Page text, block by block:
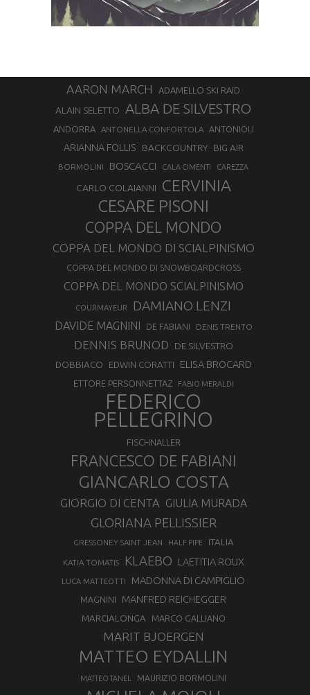
AARON MARCH ADAMELLO SKI RAID
ALAIN SELETTO ALBA DE SILVESTRO
ANDORRA ANTONELLA CONFORTOLA ANTONIOLI
ARIANNA FOLLIS BACKCOUNTRY BIG AIR
BORMOLINI BOSCACCI CALA CIMENTI CAREZZA
CARLO COLAIANNI CERVINIA
CESARE PISONI
COPPA DEL MONDO
COPPA DEL MONDO DI SCIALPINISMO
COPPA DEL MONDO DI SNOWBOARDCROSS
COPPA DEL MONDO SCIALPINISMO
COURMAYEUR DAMIANO LENZI
DAVIDE MAGNINI DE FABIANI DENIS TRENTO
DENNIS BRUNOD DE SILVESTRO
DOBBIACO EDWIN CORATTI ELISA BROCARD
ETTORE PERSONNETTAZ FABIO MERALDI
FEDERICO
PELLEGRINO
FISCHNALLER
FRANCESCO DE FABIANI
GIANCARLO COSTA
GIORGIO DI CENTA GIULIA MURADA
GLORIANA PELLISSIER
GRESSONEY SAINT JEAN HALF PIPE ITALIA
KATIA TOMATIS KLAEBO LAETITIA ROUX
LUCA MATTEOTTI MADONNA DI CAMPIGLIO
MAGNINI MANFRED REICHEGGER
MARCIALONGA MARCO GALLIANO
MARIT BJOERGEN
MATTEO EYDALLIN
MATTEO TANEL MAURIZIO BORMOLINI